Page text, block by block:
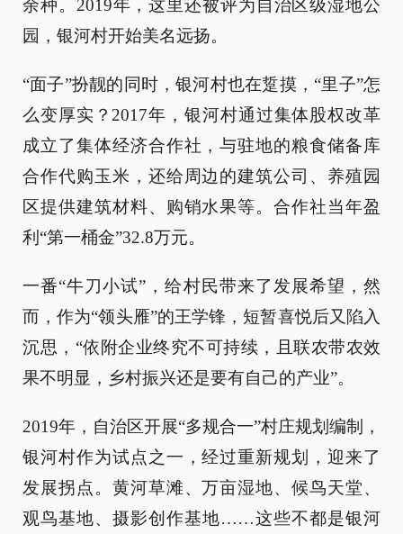
余种。2019年，这里还被评为自治区级湿地公
园，银河村开始美名远扬。
“面子”扮靓的同时，银河村也在踅摸，“里子”怎
么变厚实？2017年，银河村通过集体股权改革
成立了集体经济合作社，与驻地的粮食储备库
合作代购玉米，还给周边的建筑公司、养殖园
区提供建筑材料、购销水果等。合作社当年盈
利“第一桶金”32.8万元。
一番“牛刀小试”，给村民带来了发展希望，然
而，作为“领头雁”的王学锋，短暂喜悦后又陷入
沉思，“依附企业终究不可持续，且联农带农效
果不明显，乡村振兴还是要有自己的产业”。
2019年，自治区开展“多规合一”村庄规划编制，
银河村作为试点之一，经过重新规划，迎来了
发展拐点。黄河草滩、万亩湿地、候鸟天堂、
观鸟基地、摄影创作基地……这些不都是银河